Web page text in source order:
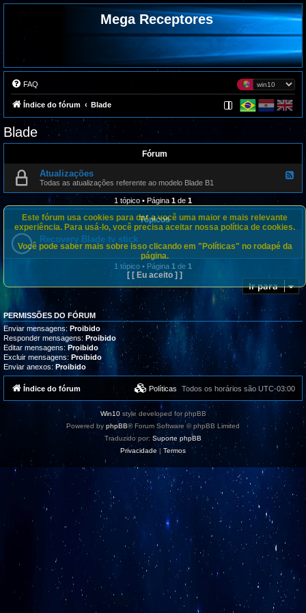
Mega Receptores
FAQ
Índice do fórum Blade
Blade
Fórum
-
õ
e
Atualizações
Todas as atualizações referente ao modelo Blade B1
1 tópico • Página 1 de 1
Tópicos
Recovery Blade tv stick
1 tópico • Página 1 de 1
Ir para
PERMISSÕES DO FÓRUM
Enviar mensagens:Proibido
Responder mensagens: Proibido
Editar mensagens: Proibido
Excluir mensagens: Proibido
Enviar anexos: Proibido
Este fórum usa cookies para dar a você uma maior e mais relevante
experiência. Para usá-lo, você precisa aceitar nossa política de cookies.
Você pode saber mais sobre isso clicando em "Políticas" no rodapé da
página.
[ [ Eu aceito ] ]
Índice do fórum Todos os horários são UTC-03:00
Políticas
Win10style developed for phpBB
Powered by phpBB® Forum Software © phpBB Limited
Traduzido por: Suporte phpBB
Privacidade | Termos